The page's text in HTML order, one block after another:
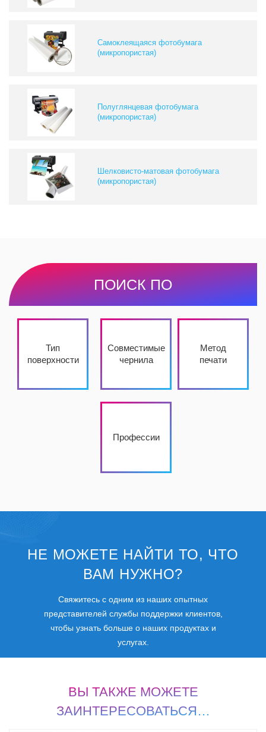
Самоклеящаяся фотобумага
(микропористая)
Полуглянцевая фотобумага
(микропористая)
Шелковисто-матовая фотобумага
(микропористая)
ПОИСК ПО
Тип
поверхности
Совместимые
чернила
Метод
печати
Профессии
НЕ МОЖЕТЕ НАЙТИ ТО, ЧТО
ВАМ НУЖНО?
Свяжитесь с одним из наших опытных
представителей службы поддержки клиентов,
чтобы узнать больше о наших продуктах и
услугах.
ВЫ ТАКЖЕ МОЖЕТЕ
ЗАИНТЕРЕСОВАТЬСЯ…